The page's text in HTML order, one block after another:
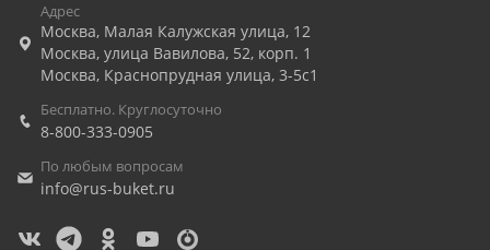
Адрес
Москва, Малая Калужская улица, 12
Москва, улица Вавилова, 52, корп. 1
Москва, Краснопрудная улица, 3-5с1
Бесплатно. Круглосуточно
8-800-333-0905
По любым вопросам
info@rus-buket.ru